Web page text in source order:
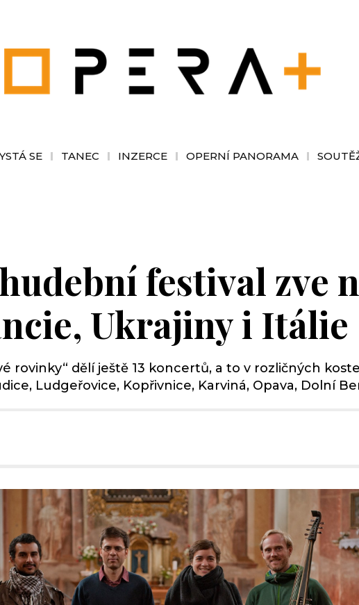
SE TANEC INZERCE OPERNÍ PANORAMA
festival zve
Ukrajiny i Itálie
rovinky“ dělí ještě 13 koncertů, a to v rozličných
Ludgeřovice, Kopřivnice, Karviná, Opava, Dolní